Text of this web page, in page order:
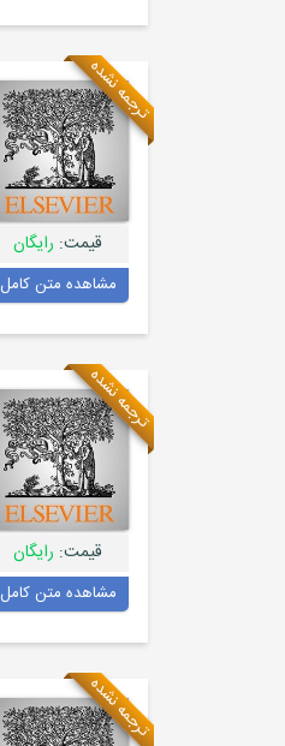
ترجمه نشده
قیمت: رایگان
مشاهده متن کامل
ترجمه نشده
قیمت: رایگان
مشاهده متن کامل
ترجمه نشده